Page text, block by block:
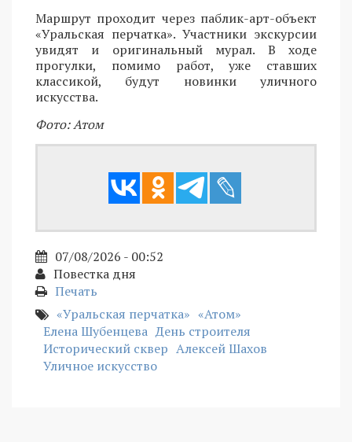
Маршрут проходит через паблик-арт-объект
«Уральская перчатка». Участники экскурсии
увидят и оригинальный мурал. В ходе
прогулки, помимо работ, уже ставших
классикой, будут новинки уличного
искусства.
Фото: Атом
07/08/2026 - 00:52
Повестка дня
Печать
«Уральская перчатка» «Атом»
Елена Шубенцева День строителя
Исторический сквер Алексей Шахов
Уличное искусство